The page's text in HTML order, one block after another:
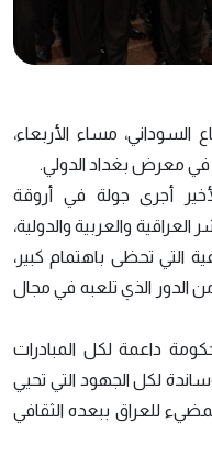
مساء الأربعاء،
في معرض بغداد الدولي.
أجرى جولة في أروقة
والعربية والدولية،
التي تحظى باهتمام كبير،
من الدور الذي تلعبه في مجال
داعمة لكل المبادرات
لكل الجهود التي تحيي
للعراق ببعده الثقافي